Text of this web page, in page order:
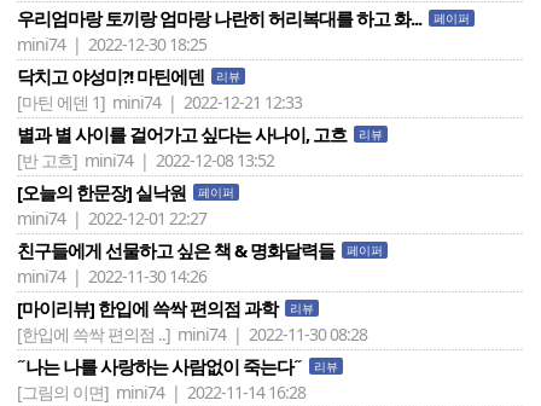
우리엄마랑 토끼랑 엄마랑 나란히 허리복대를 하고 화... 페이퍼
mini74 | 2022-12-30 18:25
닥치고 야성미?! 마틴에덴 리뷰
[마틴 에덴 1] mini74 | 2022-12-21 12:33
별과 별 사이를 걸어가고 싶다는 사나이, 고흐 리뷰
[반 고흐] mini74 | 2022-12-08 13:52
[오늘의 한문장] 실낙원 페이퍼
mini74 | 2022-12-01 22:27
친구들에게 선물하고 싶은 책 & 명화달력들 페이퍼
mini74 | 2022-11-30 14:26
[마이리뷰] 한입에 쓱싹 편의점 과학 리뷰
[한입에 쓱싹 편의점 ..] mini74 | 2022-11-30 08:28
˝나는 나를 사랑하는 사람없이 죽는다˝ 리뷰
[그림의 이면] mini74 | 2022-11-14 16:28